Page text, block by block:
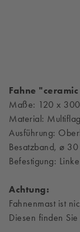
Fahne
Maße: 120 x
Material:
Ausführung:
Besatzband, ø 30
Befestigung:
Achtung:
Fahnenmast ist
Diesen finden